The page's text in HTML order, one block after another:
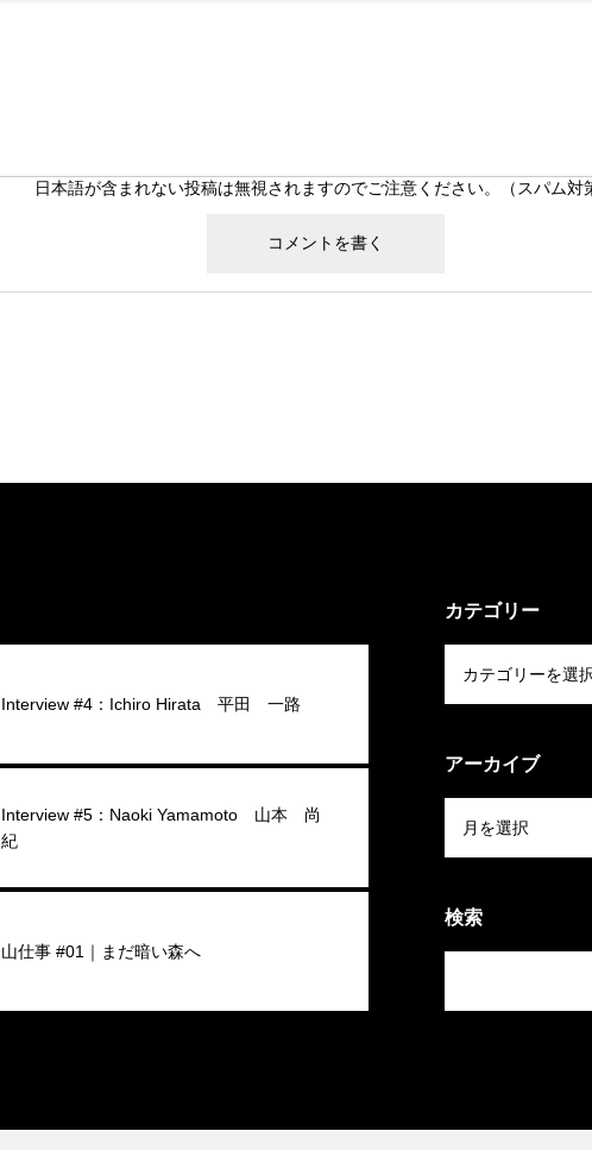
日本語が含まれない投稿は無視されますのでご注意ください。（スパム対
Interview #4：Ichiro Hirata 平田 一路
Interview #5：Naoki Yamamoto 山本 尚
紀
山仕事 #01｜まだ暗い森へ
カテゴリー
アーカイブ
検索